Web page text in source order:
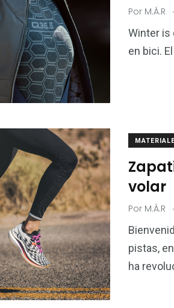
Por M.Á.R .
Winter is
en bici.
volar
Por M.Á.R .
pistas,
ha
21
Materiales
2